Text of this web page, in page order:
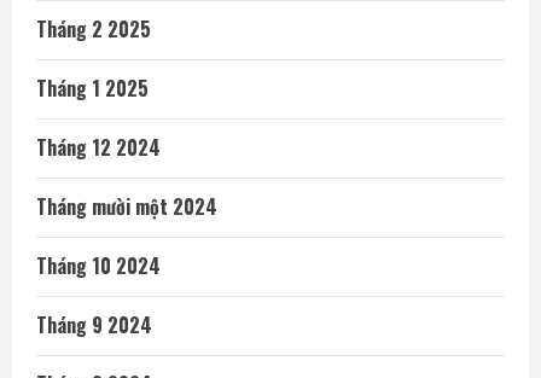
Tháng 2 2025
Tháng 1 2025
Tháng 12 2024
Tháng mười một 2024
Tháng 10 2024
Tháng 9 2024